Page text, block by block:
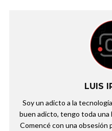
LUIS
Soy un adicto a la
buen adicto, tengo toda
Comencé con una obsesión